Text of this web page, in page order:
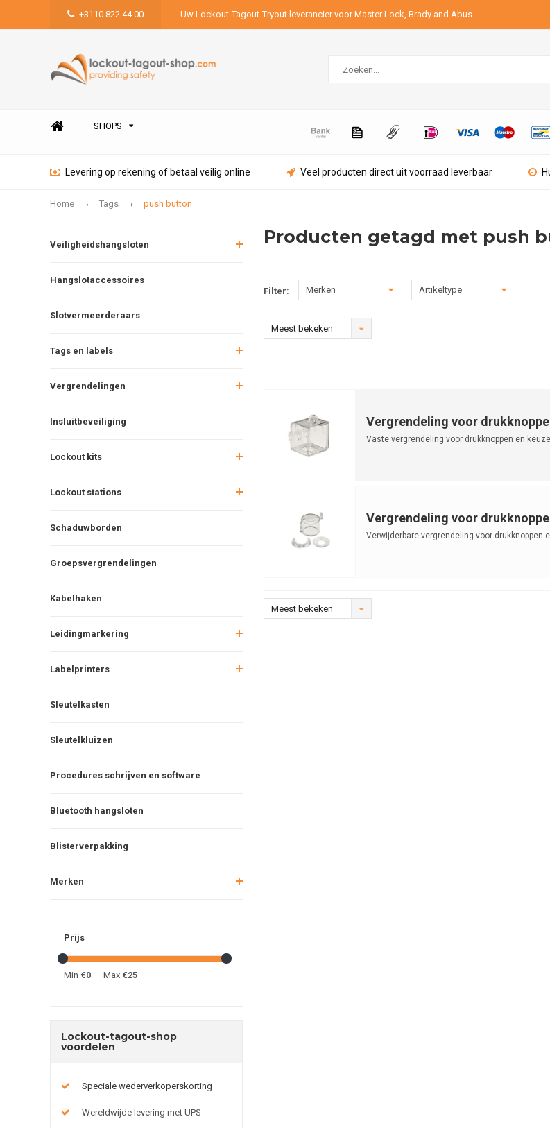
+3110 822 44 00 Uw Lockout-Tagout-Tryout leverancier voor Master Lock, Brady and Abus
SHOPS
Levering op rekening of betaal veilig online Veel producten direct uit voorraad leverbaar
Home Tags push button
Veiligheidshangsloten
Hangslotaccessoires
Slotvermeerderaars
Tags en labels
Vergrendelingen
Insluitbeveiliging
Lockout kits
Lockout stations
Schaduwborden
Groepsvergrendelingen
Kabelhaken
Leidingmarkering
Labelprinters
Sleutelkasten
Sleutelkluizen
Procedures schrijven en software
Bluetooth hangsloten
Blisterverpakking
Merken
Prijs
Min €0 Max €25
Lockout-tagout-shop
voordelen
Speciale wederverkoperskorting
Wereldwijde levering met UPS
Producten getagd met push
Filter: Merken Artikeltype
Meest bekeken
Vergrendeling voor
Vaste vergrendeling voor drukknoppen en
Vergrendeling voor
Verwijderbare vergrendeling voor drukknoppen
Meest bekeken